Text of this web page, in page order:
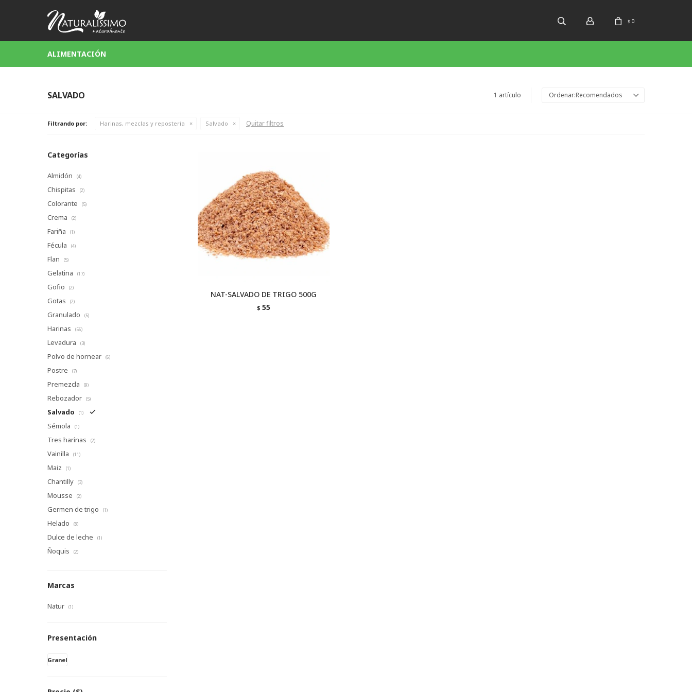
ALIMENTACIÓN
$ 0
SALVADO 1 artículo Recomendados
Filtrando por: Harinas, mezclas y repostería Salvado Quitar filtros
NAT-SALVADO DE TRIGO 500G
$ 55
Categorías
Almidón (4)
Chispitas (2)
Colorante (5)
Crema (2)
Fariña (1)
Fécula (4)
Flan (5)
Gelatina (17)
Gofio (2)
Gotas (2)
Granulado (5)
Harinas (56)
Levadura (3)
Polvo de hornear (6)
Postre (7)
Premezcla (9)
Rebozador (5)
Salvado (1)
Sémola (1)
Tres harinas (2)
Vainilla (11)
Maiz (1)
Chantilly (3)
Mousse (2)
Germen de trigo (1)
Helado (8)
Dulce de leche (1)
Ñoquis (2)
Marcas
Natur (1)
Presentación
Granel